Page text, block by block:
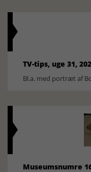
TV-tips, uge 31,
Bl.a. med portræt af
Museumsnumre